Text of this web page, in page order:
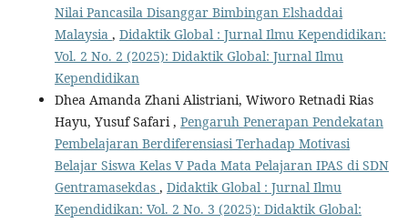
Nilai Pancasila Disanggar Bimbingan Elshaddai
Malaysia , Didaktik Global : Jurnal Ilmu Kependidikan:
Vol. 2 No. 2 (2025): Didaktik Global: Jurnal Ilmu
Kependidikan
Dhea Amanda Zhani Alistriani, Wiworo Retnadi Rias
Hayu, Yusuf Safari , Pengaruh Penerapan Pendekatan
Pembelajaran Berdiferensiasi Terhadap Motivasi
Belajar Siswa Kelas V Pada Mata Pelajaran IPAS di SDN
Gentramasekdas , Didaktik Global : Jurnal Ilmu
Kependidikan: Vol. 2 No. 3 (2025): Didaktik Global: